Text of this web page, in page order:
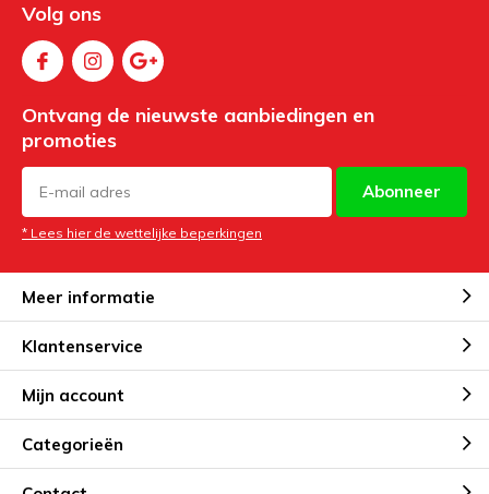
Volg ons
Ontvang de nieuwste aanbiedingen en
promoties
Abonneer
* Lees hier de wettelijke beperkingen
Meer informatie
Klantenservice
Mijn account
Categorieën